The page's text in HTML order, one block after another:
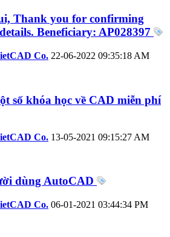
Thank you for confirming
Beneficiary: AP028397
Co. 22-06-2022 09:35:18 AM
số khóa học về CAD miễn phí
Co. 13-05-2021 09:15:27 AM
dùng AutoCAD
Co. 06-01-2021 03:44:34 PM